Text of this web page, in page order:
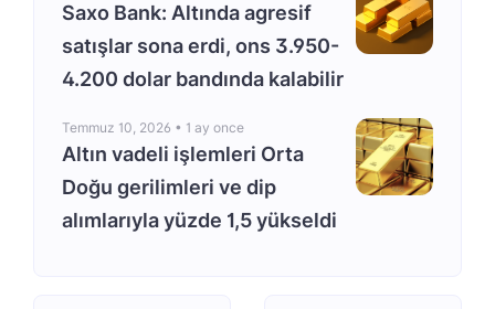
Saxo Bank: Altında agresif
satışlar sona erdi, ons 3.950-
4.200 dolar bandında kalabilir
Temmuz 10, 2026 • 1 ay once
Altın vadeli işlemleri Orta
Doğu gerilimleri ve dip
alımlarıyla yüzde 1,5 yükseldi